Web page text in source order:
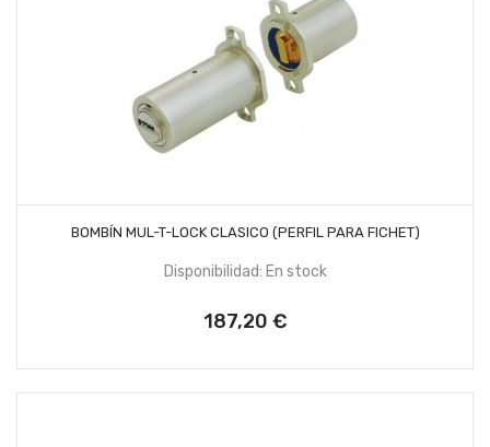
AÑADIR AL CARRITO
BOMBÍN MUL-T-LOCK CLASICO (PERFIL PARA FICHET)
Disponibilidad: En stock
Precio
187,20 €